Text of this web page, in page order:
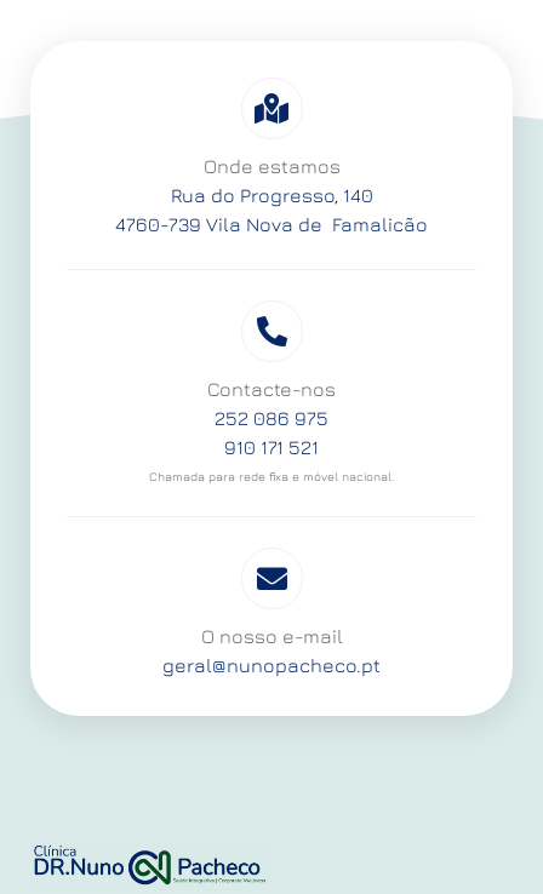
Onde estamos
Rua do Progresso, 140
4760-739 Vila Nova de Famalicão
Contacte-nos
252 086 975
910 171 521
Chamada para rede fixa e móvel nacional.
O nosso e-mail
geral@nunopacheco.pt